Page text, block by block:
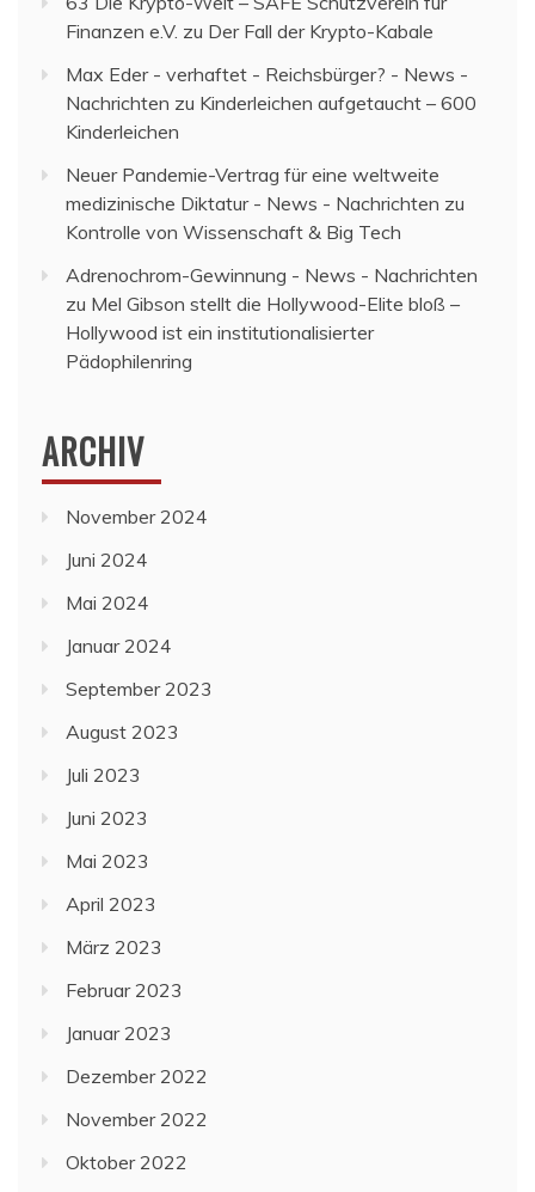
Finanzen e.V. zu Der Fall der Krypto-Kabale
Max Eder - verhaftet - Reichsbürger? - News -
Nachrichten zu Kinderleichen aufgetaucht – 600
Kinderleichen
Neuer Pandemie-Vertrag für eine weltweite
medizinische Diktatur - News - Nachrichten zu
Kontrolle von Wissenschaft & Big Tech
Adrenochrom-Gewinnung - News - Nachrichten
zu Mel Gibson stellt die Hollywood-Elite bloß –
Hollywood ist ein institutionalisierter
Pädophilenring
ARCHIV
November 2024
Juni 2024
Mai 2024
Januar 2024
September 2023
August 2023
Juli 2023
Juni 2023
Mai 2023
April 2023
März 2023
Februar 2023
Januar 2023
Dezember 2022
November 2022
Oktober 2022